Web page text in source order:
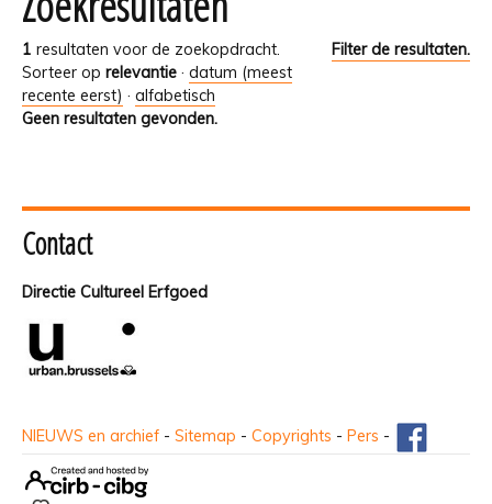
1 resultaten voor de zoekopdracht.
Filter de resultaten.
Sorteer op relevantie · datum (meest
recente eerst) · alfabetisch
Geen resultaten gevonden.
Contact
Directie Cultureel Erfgoed
NIEUWS en archief - Sitemap - Copyrights - Pers -